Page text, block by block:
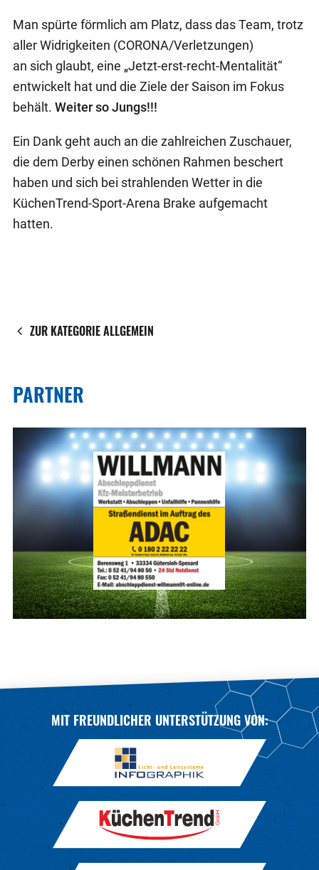
Man spürte förmlich am Platz, dass das Team, trotz
aller Widrigkeiten (CORONA/Verletzungen)
an sich glaubt, eine „Jetzt-erst-recht-Mentalität“
entwickelt hat und die Ziele der Saison im Fokus
behält. Weiter so Jungs!!!
Ein Dank geht auch an die zahlreichen Zuschauer,
die dem Derby einen schönen Rahmen beschert
haben und sich bei strahlenden Wetter in die
KüchenTrend-Sport-Arena Brake aufgemacht
hatten.
ZUR KATEGORIE ALLGEMEIN
PARTNER
MIT FREUNDLICHER UNTERSTÜTZUNG VON: